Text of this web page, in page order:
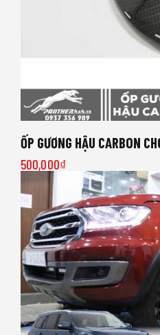
ỐP GƯƠNG HẬU CARBON
500,000₫